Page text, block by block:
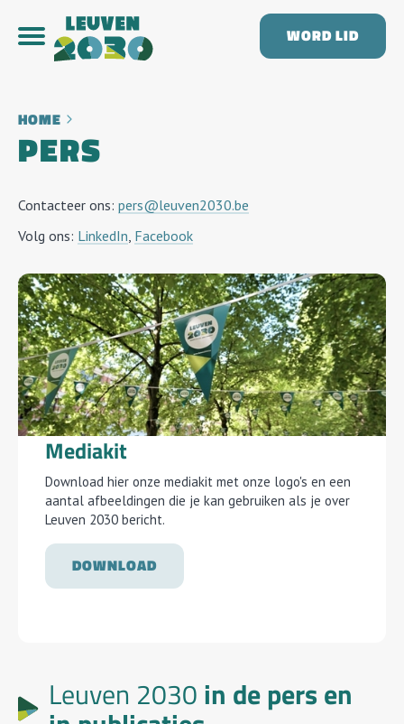
WORD LID
HOME
PERS
Contacteer ons: pers@leuven2030.be
Volg ons: LinkedIn, Facebook
Mediakit
Download hier onze mediakit met onze logo's en een
aantal afbeeldingen die je kan gebruiken als je over
Leuven 2030 bericht.
DOWNLOAD
Leuven 2030 in de pers en